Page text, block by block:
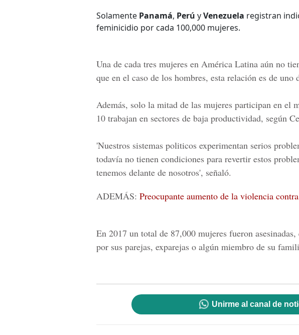
Solamente Panamá, Perú yVenezuela registran
feminicidio por cada 100,000 mujeres.
Una de cada tres mujeres en América Latina aún no
que en el caso de los hombres, esta relación es de uno
Además, solo la mitad de las mujeres participan en el
10 trabajan en sectores de baja productividad, según
'Nuestros sistemas politicos experimentan serios
todavía no tienen condiciones para revertir estos
tenemos delante de nosotros', señaló.
ADEMÁS: Preocupante aumento de la violencia
En 2017 un total de 87,000 mujeres fueron
por sus parejas, exparejas o algún miembro de su
Unirme al canal de